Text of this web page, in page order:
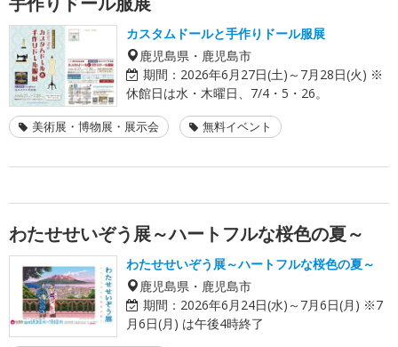
カスタムドールと手作りドール服展
鹿児島県・鹿児島市
期間： 2026年6月27日(土)～7月28日(火) ※
休館日は水・木曜日、7/4・5・26。
美術展・博物展・展示会 無料イベント
わたせせいぞう展～ハートフルな桜色の夏～
わたせせいぞう展～ハートフルな桜色の夏～
鹿児島県・鹿児島市
期間： 2026年6月24日(水)～7月6日(月) ※7
月6日(月) は午後4時終了